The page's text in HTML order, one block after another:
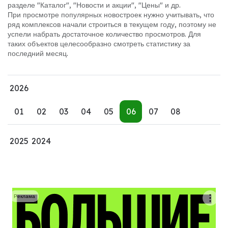
разделе "Каталог", "Новости и акции", "Цены" и др.
При просмотре популярных новостроек нужно учитывать, что
ряд комплексов начали строиться в текущем году, поэтому не
успели набрать достаточное количество просмотров. Для
таких объектов целесообразно смотреть статистику за
последний месяц.
2026
01 02 03 04 05 06 07 08
2025 2024
Реклама